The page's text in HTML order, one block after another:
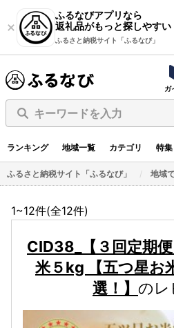
ふるなびアプリなら
返礼品がもっと探しやすい
ふるさと納税サイト「ふるなび」
ガ
キーワードを入力
ランキング 地域一覧 カテゴリ 特集
ふるさと納税サイト「ふるなび」 地域
1~12件(全12件)
CID38_【３回定期
米５kg 【五つ星お
選！】 のレ